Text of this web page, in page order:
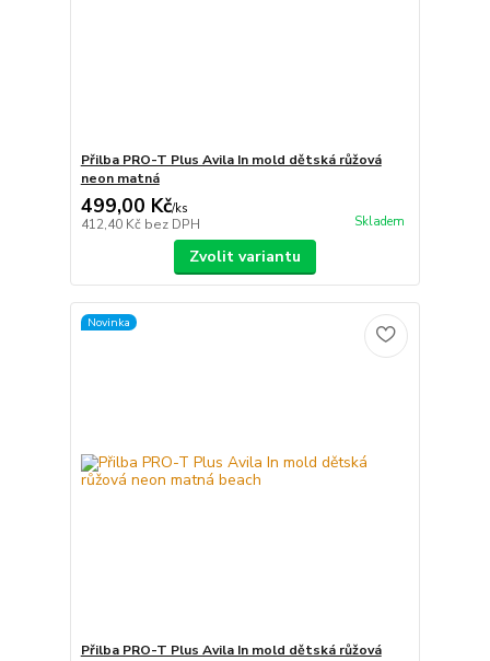
Přilba PRO-T Plus Avila In mold dětská růžová
neon matná
499,00 Kč/ks
412,40 Kč bez DPH Skladem
Zvolit variantu
Novinka
Přilba PRO-T Plus Avila In mold dětská růžová